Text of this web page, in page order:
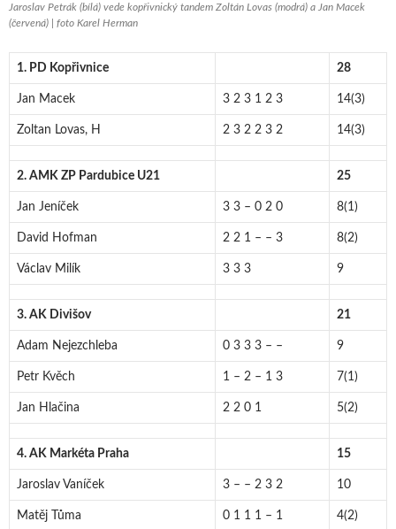
Jaroslav Petrák (bílá) vede kopřivnický tandem Zoltán Lovas (modrá) a Jan Macek
(červená) | foto Karel Herman
1. PD Kopřivnice 28
Jan Macek 3 2 3 1 2 3 14(3)
Zoltan Lovas, H 2 3 2 2 3 2 14(3)
2. AMK ZP Pardubice U21 25
Jan Jeníček 3 3 – 0 2 0 8(1)
David Hofman 2 2 1 – – 3 8(2)
Václav Milík 3 3 3 9
3. AK Divišov 21
Adam Nejezchleba 0 3 3 3 – – 9
Petr Kvěch 1 – 2 – 1 3 7(1)
Jan Hlačina 2 2 0 1 5(2)
4. AK Markéta Praha 15
Jaroslav Vaníček 3 – – 2 3 2 10
Matěj Tůma 0 1 1 1 – 1 4(2)